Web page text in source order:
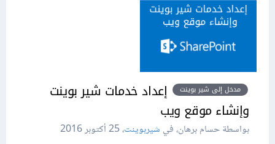
مدخل إلى شير بوينت
إعداد خدمات شير بوينت
وإنشاء موقع ويب
بواسطة حسام برهان، في شيربوينت،25 أكتوبر 2016